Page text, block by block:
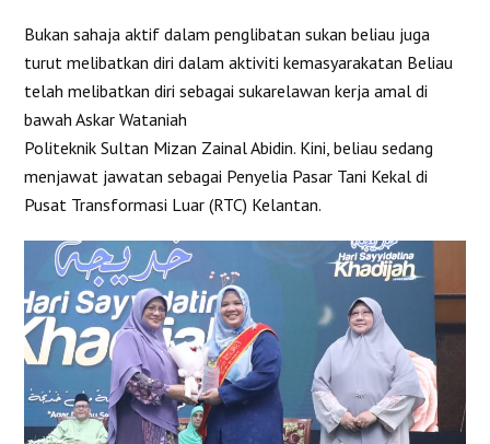
Bukan sahaja aktif dalam penglibatan sukan beliau juga
turut melibatkan diri dalam aktiviti kemasyarakatan Beliau
telah melibatkan diri sebagai sukarelawan kerja amal di
bawah Askar Wataniah
Politeknik Sultan Mizan Zainal Abidin. Kini, beliau sedang
menjawat jawatan sebagai Penyelia Pasar Tani Kekal di
Pusat Transformasi Luar (RTC) Kelantan.